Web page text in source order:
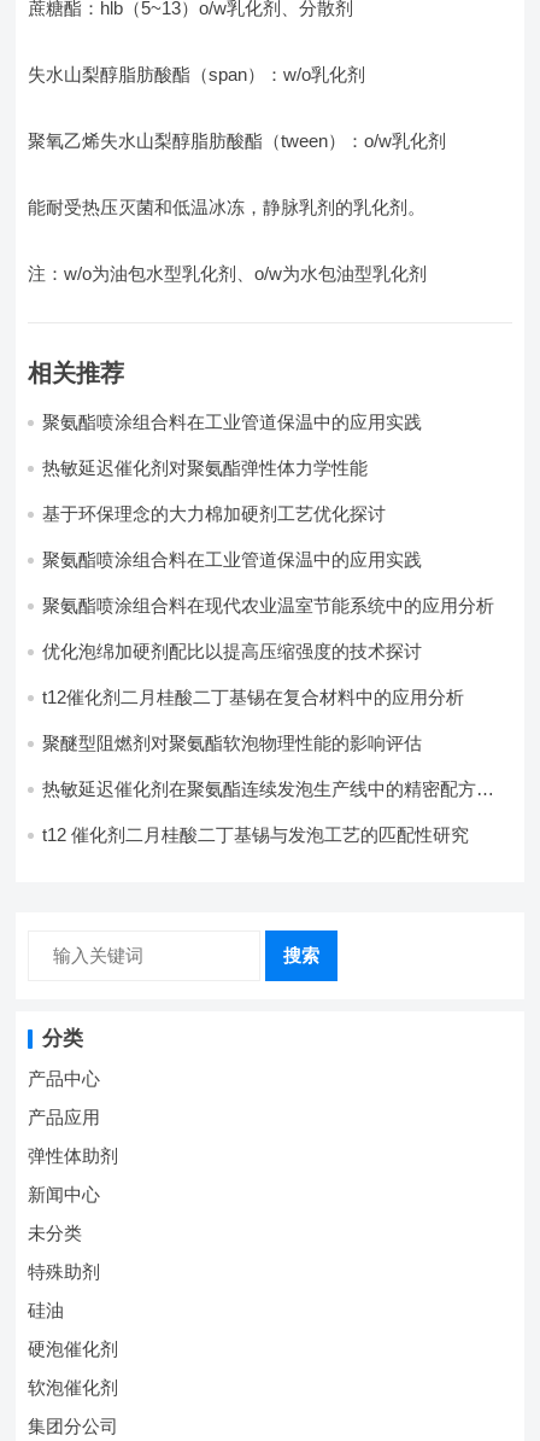
蔗糖酯：hlb（5~13）o/w乳化剂、分散剂
失水山梨醇脂肪酸酯（span）：w/o乳化剂
聚氧乙烯失水山梨醇脂肪酸酯（tween）：o/w乳化剂
能耐受热压灭菌和低温冰冻，静脉乳剂的乳化剂。
注：w/o为油包水型乳化剂、o/w为水包油型乳化剂
相关推荐
聚氨酯喷涂组合料在工业管道保温中的应用实践
热敏延迟催化剂对聚氨酯弹性体力学性能
基于环保理念的大力棉加硬剂工艺优化探讨
聚氨酯喷涂组合料在工业管道保温中的应用实践
聚氨酯喷涂组合料在现代农业温室节能系统中的应用分析​
优化泡绵加硬剂配比以提高压缩强度的技术探讨
t12催化剂二月桂酸二丁基锡在复合材料中的应用分析
聚醚型阻燃剂对聚氨酯软泡物理性能的影响评估​
热敏延迟催化剂在聚氨酯连续发泡生产线中的精密配方设
t12 催化剂二月桂酸二丁基锡与发泡工艺的匹配性研究
搜索
分类
产品中心
产品应用
弹性体助剂
新闻中心
未分类
特殊助剂
硅油
硬泡催化剂
软泡催化剂
集团分公司